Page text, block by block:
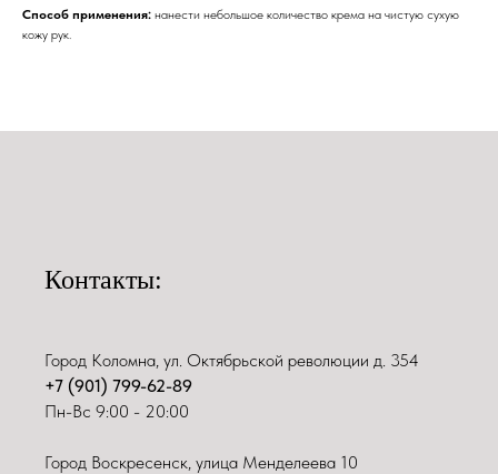
Способ применения: нанести небольшое количество крема на чистую сухую
кожу рук.
Контакты:
Город Коломна, ул. Октябрьской революции д. 354
+7 (901) 799-62-89
Пн-Вс 9:00 - 20:00
Город Воскресенск, улица Менделеева 10